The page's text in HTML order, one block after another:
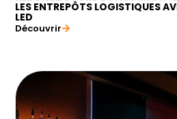
LES ENTREPÔTS LOGISTIQUES
LED
Découvrir